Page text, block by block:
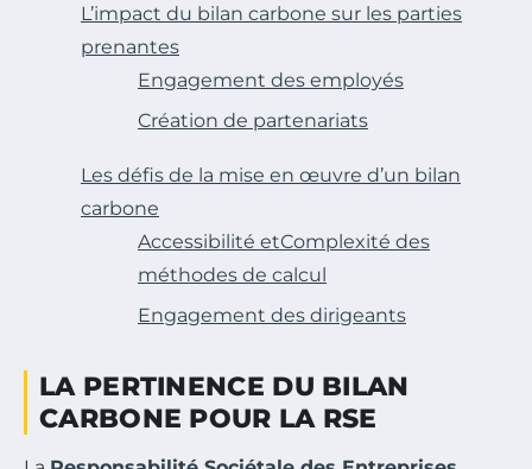
L’impact du bilan carbone sur les parties
prenantes
Engagement des employés
Création de partenariats
Les défis de la mise en œuvre d’un bilan
carbone
Accessibilité etComplexité des
méthodes de calcul
Engagement des dirigeants
LA PERTINENCE DU BILAN
CARBONE POUR LA RSE